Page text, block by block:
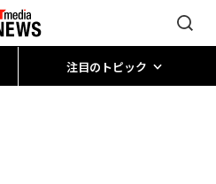
注目のトピック